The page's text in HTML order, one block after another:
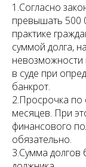
1.Согласно
превышать 500
практике
суммой долга,
невозможности
в суде при
банкрот.
2.Просрочка по
месяцев. При
финансового
обязательно.
3.Сумма долгов